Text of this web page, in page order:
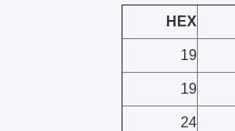
HEX
19
19
24